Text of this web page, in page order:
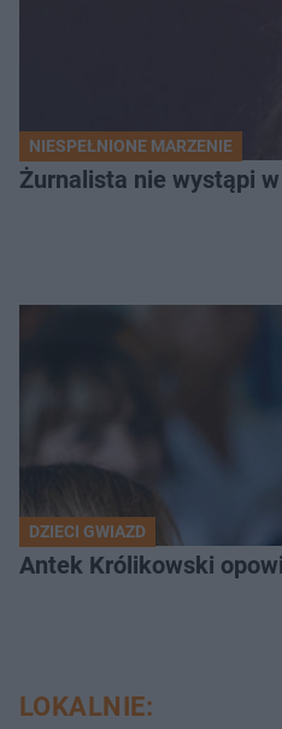
NIESPEŁNIONE MARZENIE
Żurnalista nie wystąpi
DZIECI GWIAZD
Antek Królikowski
LOKALNIE: